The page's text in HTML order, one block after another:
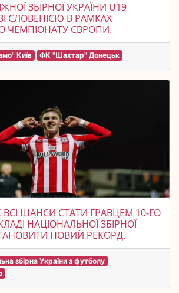
ЗБІРНОЇ УКРАЇНИ U19
СЛОВЕНІЄЮ В РАМКАХ
ЧЕМПІОНАТУ ЄВРОПИ.
Київ ФК "Шахтар" Донецьк
ШАНСИ СТАТИ ГРАВЦЕМ 10-ГО
НАЦІОНАЛЬНОЇ ЗБІРНОЇ
НОВИЙ РЕКОРД.
збірна України з футболу